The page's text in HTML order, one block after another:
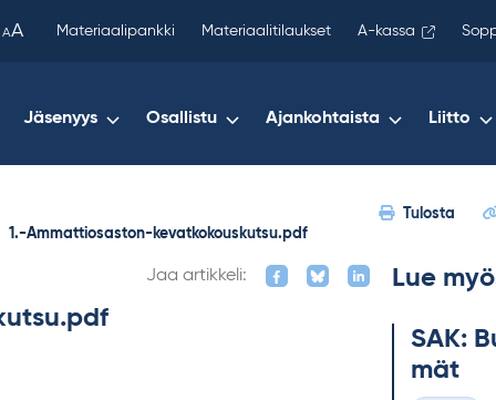
AA Materiaalipankki Materiaalitilaukset A-kassa
Jäsenyys Osallistu Ajankohtaista Liitto
1.-Ammattiosaston-kevatkokouskutsu.pdf
Tulosta
Jaa artikkeli: Lue
SAK:
mät
copied
your
clipboard.)